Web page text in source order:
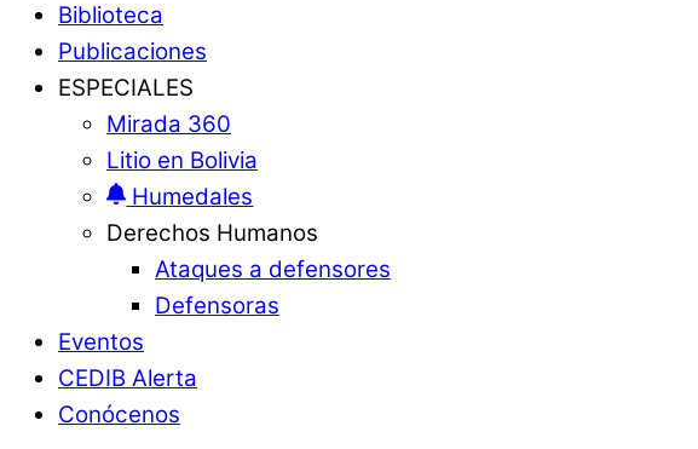
Biblioteca
Publicaciones
ESPECIALES
Mirada 360
Litio en Bolivia
Humedales
Derechos Humanos
Ataques a defensores
Defensoras
Eventos
CEDIB Alerta
Conócenos